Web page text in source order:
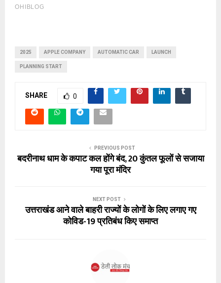
2025 APPLE COMPANY AUTOMATIC CAR LAUNCH
PLANNING START
SHARE 0
PREVIOUS POST
बदरीनाथ धाम के कपाट कल होंगे बंद, 20 कुंतल फूलों से सजाया
गया पूरा मंदिर
NEXT POST
उत्तराखंड आने वाले बाहरी राज्यों के लोगों के लिए लगाए गए
कोविड-19 प्रतिबंध किए समाप्त